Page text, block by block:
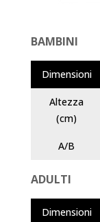
BAMBINI
Dimensioni
Altezza
(cm)
A/B
ADULTI
Dimensioni